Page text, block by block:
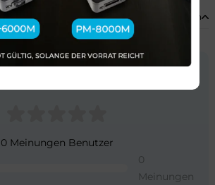
Zusammenklappen
0 Meinungen Benutzer
0
Meinungen